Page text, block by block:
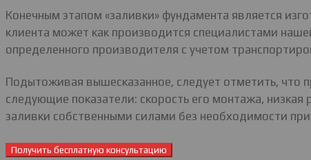
Конечным этапом «заливки» фундамента является
клиента может как производится специалистами
определенного производителя с учетом
Подытоживая вышесказанное, следует отметить, что
следующие показатели: скорость его монтажа,
заливки собственными силами без необходимости
Получить бесплатную консультацию